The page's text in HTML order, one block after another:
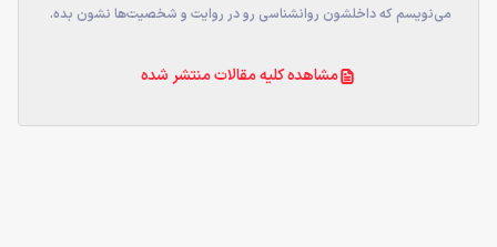
می‌نویسم که داخلشون روانشناسی رو در روایت و شخصیت‌ها نشون بده.
مشاهده کلیه مقالات منتشر شده